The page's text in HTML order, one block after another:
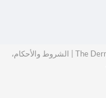
الشروط والأحكام،